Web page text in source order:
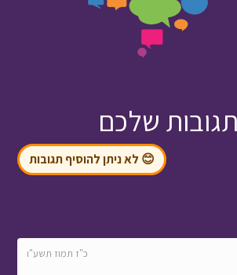
שלכם
😊 לא ניתן להוסיף תגובות
כ"ז תמוז תשע"ו